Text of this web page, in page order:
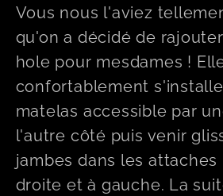
Vous nous l'aviez
qu'on a décidé de
hole pour mesdames !
confortablement
matelas accessible par
l'autre côté puis venir
jambes dans les attaches
droite et à gauche. La